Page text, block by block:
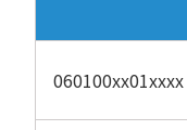
060100xx01xxxx